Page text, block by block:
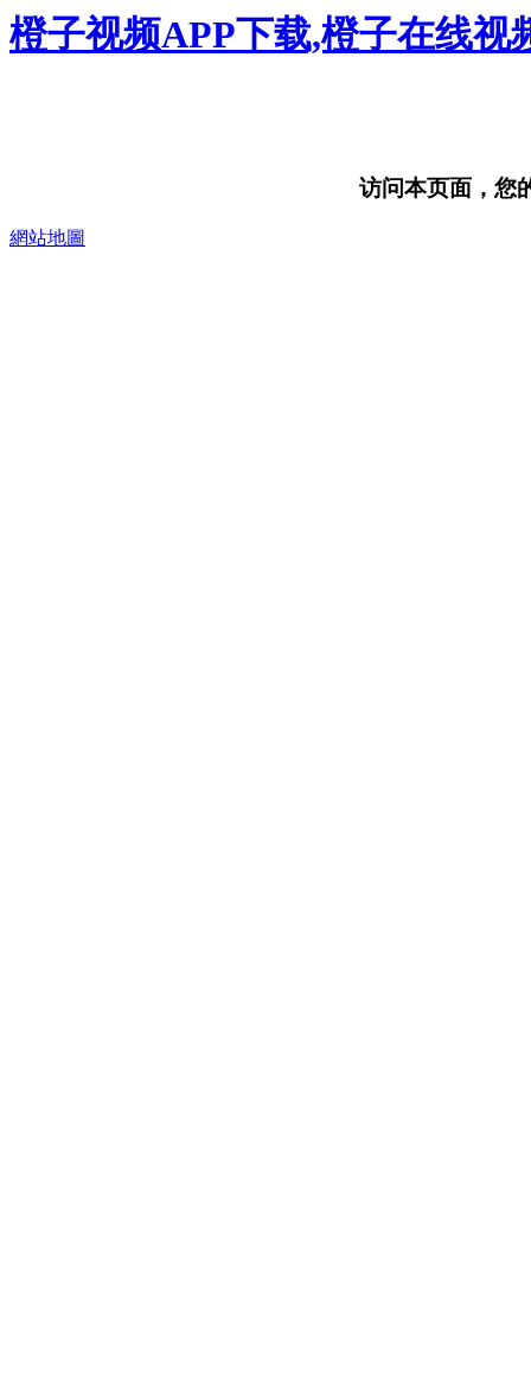
橙子视频APP下载,橙子在线视
访问本页面，您
網站地圖